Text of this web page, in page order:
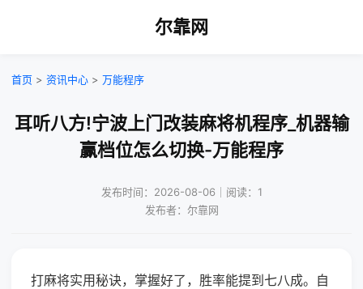
尔靠网
首页 > 资讯中心 > 万能程序
耳听八方!宁波上门改装麻将机程序_机器输
赢档位怎么切换-万能程序
发布时间：2026-08-06｜阅读：1
发布者：尔靠网
打麻将实用秘诀，掌握好了，胜率能提到七八成。自